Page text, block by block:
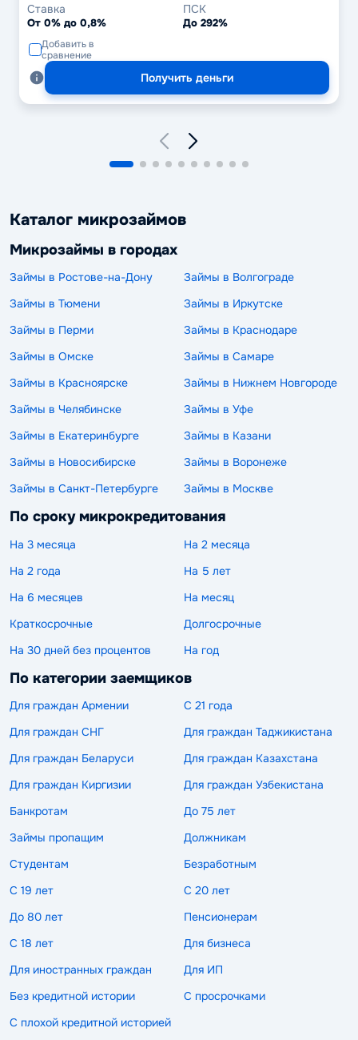
Ставка
От 0% до 0,8%
ПСК
До 292%
Добавить в
сравнение
Получить деньги
Каталог микрозаймов
Микрозаймы в городах
Займы в Ростове-на-Дону
Займы в Волгограде
Займы в Тюмени
Займы в Иркутске
Займы в Перми
Займы в Краснодаре
Займы в Омске
Займы в Самаре
Займы в Красноярске
Займы в Нижнем Новгороде
Займы в Челябинске
Займы в Уфе
Займы в Екатеринбурге
Займы в Казани
Займы в Новосибирске
Займы в Воронеже
Займы в Санкт-Петербурге
Займы в Москве
По сроку микрокредитования
На 3 месяца
На 2 месяца
На 2 года
На 5 лет
На 6 месяцев
На месяц
Краткосрочные
Долгосрочные
На 30 дней без процентов
На год
По категории заемщиков
Для граждан Армении
С 21 года
Для граждан СНГ
Для граждан Таджикистана
Для граждан Беларуси
Для граждан Казахстана
Для граждан Киргизии
Для граждан Узбекистана
Банкротам
До 75 лет
Займы пропащим
Должникам
Студентам
Безработным
С 19 лет
С 20 лет
До 80 лет
Пенсионерам
С 18 лет
Для бизнеса
Для иностранных граждан
Для ИП
Без кредитной истории
С просрочками
С плохой кредитной историей